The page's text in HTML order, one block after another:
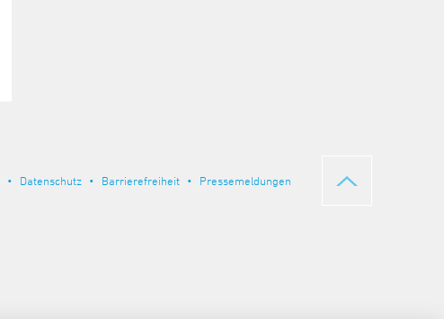
Datenschutz Barrierefreiheit Pressemeldungen